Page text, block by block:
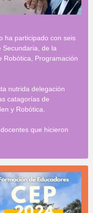
ha participado con seis
Secundaria, de la
Robótica, Programación
nutrida delegación
catagorías de
y Robótica.
que hicieron